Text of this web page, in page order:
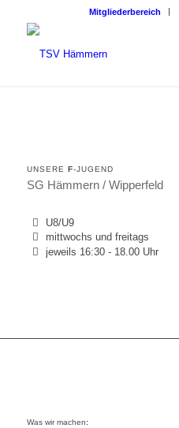
Mitgliederbereich
UNSERE F-JUGEND
SG Hämmern / Wipperfeld
U8/U9
mittwochs und freitags
jeweils 16:30 - 18.00 Uhr
Was wir machen: